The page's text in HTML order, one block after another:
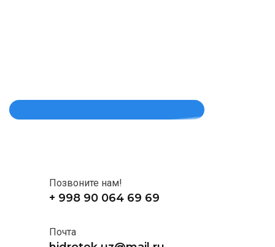
Позвоните нам!
+ 998 90 064 69 69
Почта